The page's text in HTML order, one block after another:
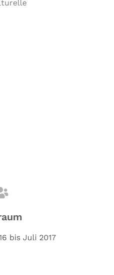
bis Juli 2017